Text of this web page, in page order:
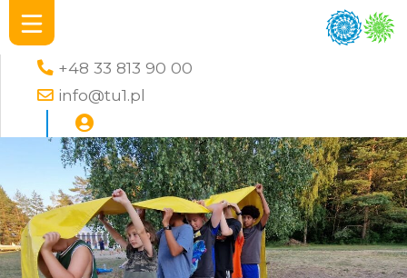
+48 33 813 90 00
info@tu1.pl